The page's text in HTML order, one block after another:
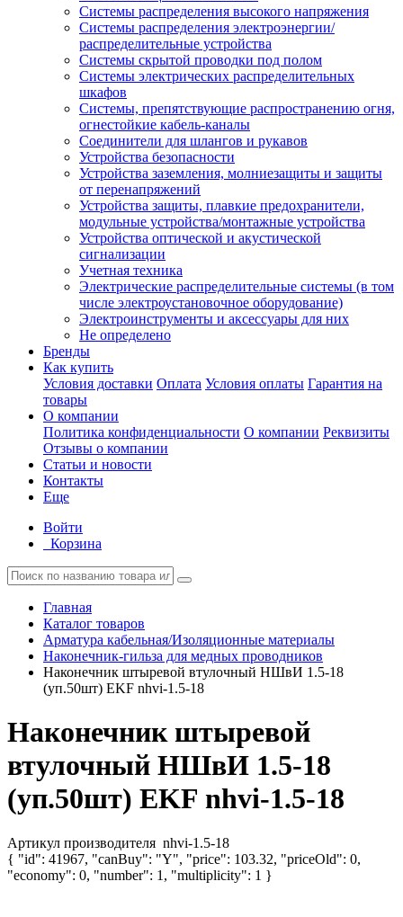
Системы распределения высокого напряжения
Системы распределения электроэнергии/
распределительные устройства
Системы скрытой проводки под полом
Системы электрических распределительных
шкафов
Системы, препятствующие распространению огня,
огнестойкие кабель-каналы
Соединители для шлангов и рукавов
Устройства безопасности
Устройства заземления, молниезащиты и защиты
от перенапряжений
Устройства защиты, плавкие предохранители,
модульные устройства/монтажные устройства
Устройства оптической и акустической
сигнализации
Учетная техника
Электрические распределительные системы (в том
числе электроустановочное оборудование)
Электроинструменты и аксессуары для них
Не определено
Бренды
Как купить
Условия доставки Оплата Условия оплаты Гарантия на
товары
О компании
Политика конфиденциальности О компании Реквизиты
Отзывы о компании
Статьи и новости
Контакты
Еще
Войти
Корзина
Главная
Каталог товаров
Арматура кабельная/Изоляционные материалы
Наконечник-гильза для медных проводников
Наконечник штыревой втулочный НШвИ 1.5-18
(уп.50шт) EKF nhvi-1.5-18
Наконечник штыревой
втулочный НШвИ 1.5-18
(уп.50шт) EKF nhvi-1.5-18
Артикул производителя nhvi-1.5-18
{ "id": 41967, "canBuy": "Y", "price": 103.32, "priceOld": 0,
"economy": 0, "number": 1, "multiplicity": 1 }